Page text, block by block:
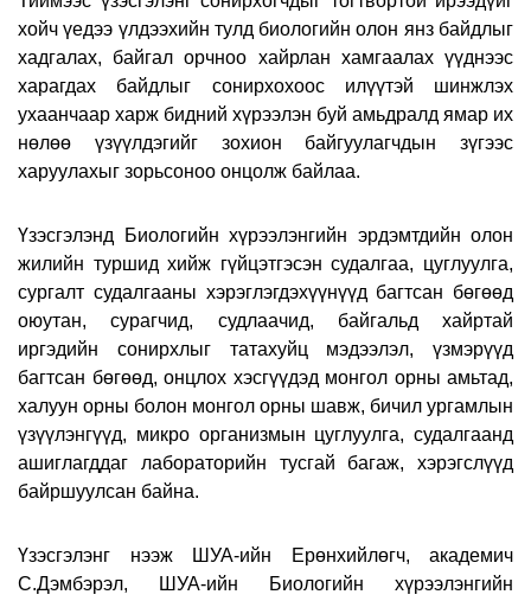
хойч үедээ үлдээхийн тулд биологийн олон янз байдлыг
хадгалах, байгал орчноо хайрлан хамгаалах үүднээс
харагдах байдлыг сонирхохоос илүүтэй шинжлэх
ухаанчаар харж бидний хүрээлэн буй амьдралд ямар их
нөлөө үзүүлдэгийг зохион байгуулагчдын зүгээс
харуулахыг зорьсоноо онцолж байлаа.
Үзэсгэлэнд Биологийн хүрээлэнгийн эрдэмтдийн олон
жилийн туршид хийж гүйцэтгэсэн судалгаа, цуглуулга,
сургалт судалгааны хэрэглэгдэхүүнүүд багтсан бөгөөд
оюутан, сурагчид, судлаачид, байгальд хайртай
иргэдийн сонирхлыг татахуйц мэдээлэл, үзмэрүүд
багтсан бөгөөд, онцлох хэсгүүдэд монгол орны амьтад,
халуун орны болон монгол орны шавж, бичил ургамлын
үзүүлэнгүүд, микро организмын цуглуулга, судалгаанд
ашиглагддаг лабораторийн тусгай багаж, хэрэгслүүд
байршуулсан байна.
Үзэсгэлэнг нээж ШУА-ийн Ерөнхийлөгч, академич
С.Дэмбэрэл, ШУА-ийн Биологийн хүрээлэнгийн